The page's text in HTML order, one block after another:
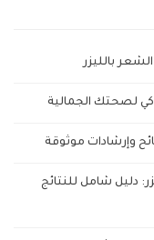
بالليزر
ذكي لصحتك الجمالية
وإرشادات موثوقة
دليل شامل للنتائج